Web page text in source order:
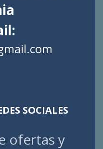
SOCIALES
ofertas y